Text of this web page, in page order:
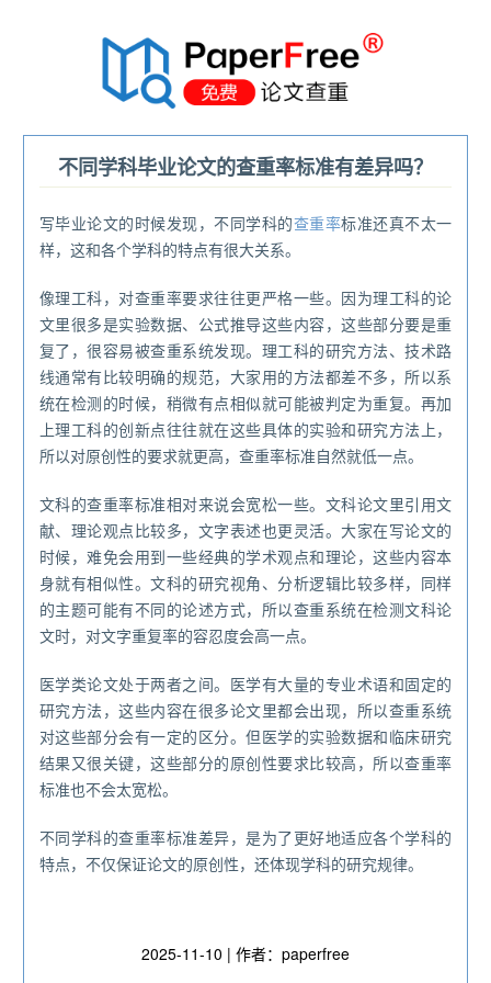
不同学科毕业论文的查重率标准有差异吗？
写毕业论文的时候发现，不同学科的查重率标准还真不太一
样，这和各个学科的特点有很大关系。
像理工科，对查重率要求往往更严格一些。因为理工科的论
文里很多是实验数据、公式推导这些内容，这些部分要是重
复了，很容易被查重系统发现。理工科的研究方法、技术路
线通常有比较明确的规范，大家用的方法都差不多，所以系
统在检测的时候，稍微有点相似就可能被判定为重复。再加
上理工科的创新点往往就在这些具体的实验和研究方法上，
所以对原创性的要求就更高，查重率标准自然就低一点。
文科的查重率标准相对来说会宽松一些。文科论文里引用文
献、理论观点比较多，文字表述也更灵活。大家在写论文的
时候，难免会用到一些经典的学术观点和理论，这些内容本
身就有相似性。文科的研究视角、分析逻辑比较多样，同样
的主题可能有不同的论述方式，所以查重系统在检测文科论
文时，对文字重复率的容忍度会高一点。
医学类论文处于两者之间。医学有大量的专业术语和固定的
研究方法，这些内容在很多论文里都会出现，所以查重系统
对这些部分会有一定的区分。但医学的实验数据和临床研究
结果又很关键，这些部分的原创性要求比较高，所以查重率
标准也不会太宽松。
不同学科的查重率标准差异，是为了更好地适应各个学科的
特点，不仅保证论文的原创性，还体现学科的研究规律。
2025-11-10 | 作者：paperfree